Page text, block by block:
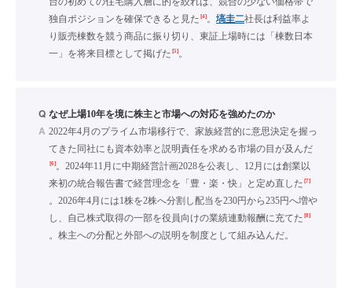
独自ポジションを確保できると見た [4]。 塙圭二社長は利益率よ
り販売棟数を競う商品に振り切り、東証上場時には「棟数日本
一」を将来目標として掲げた [5]。
Q なぜ上場10年を境に株主と市場への対応を強めたのか
A 2022年4月のプライム市場移行で、家族経営的に意思決定を握っ
てきた同社にも資本効率と説明責任を求める市場の目が及んだ
[6]。2024年11月に中期経営計画2028を公表し、12月には創業以
来初の統合報告書で経営理念を「豊・楽・快」と定め直した [7]
。2026年4月には1株を2株へ分割し配当を230円から235円へ増や
し、自己株式取得の一部を役員向けの業績連動報酬に充てた [8]
。株主への分配と外部への説明を制度として組み込んだ。